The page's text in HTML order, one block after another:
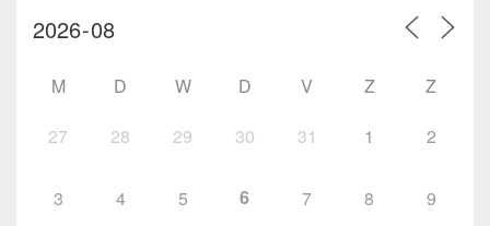
M D W D V Z Z
27 28 29 30 31 1 2
3 4 5 6 7 8 9